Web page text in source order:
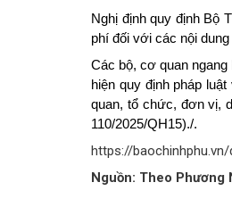
Nghị định quy định Bộ
phí đối với các nội
Các bộ, cơ quan
hiện quy định pháp
quan, tổ chức, đơn vị,
110/2025/QH15)./.
https://
Nguồn: Theo Phương